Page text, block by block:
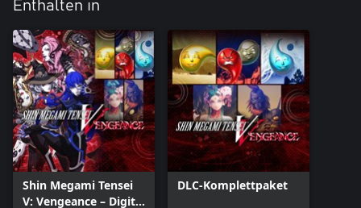
Enthalten in
Shin Megami Tensei
V: Vengeance – Digital
DLC-Komplettpaket